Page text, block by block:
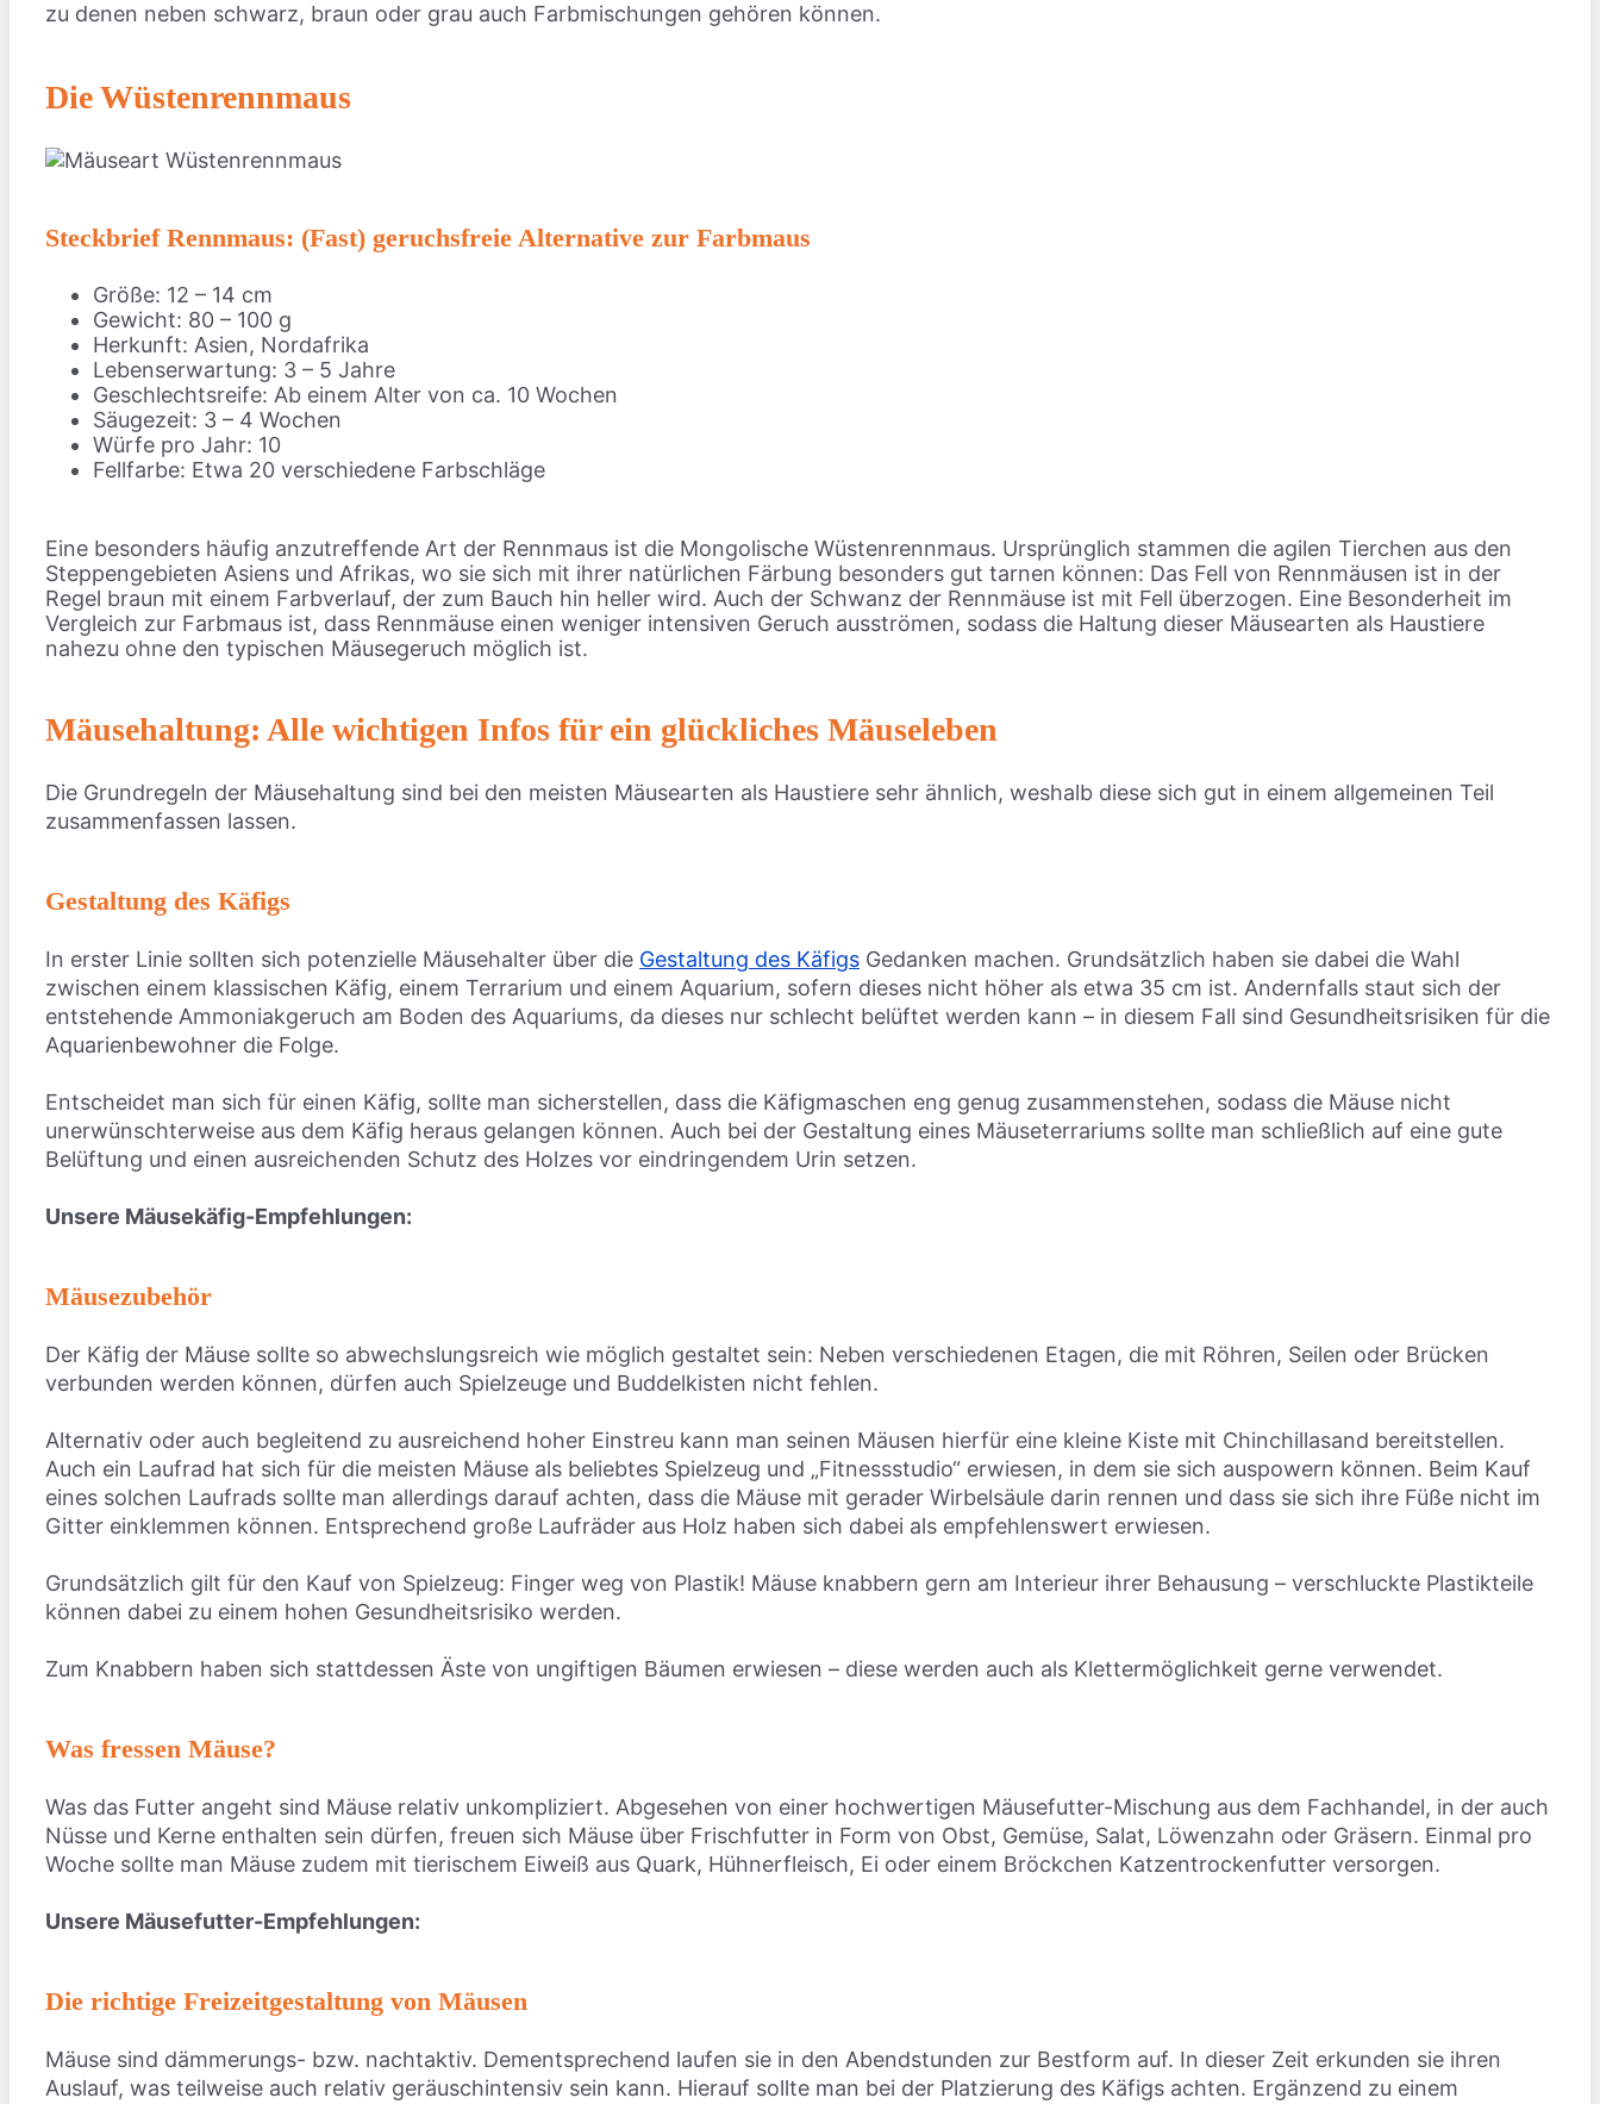
zu denen neben schwarz, braun oder grau auch Farbmischungen gehören können.
Die Wüstenrennmaus
Steckbrief Rennmaus: (Fast) geruchsfreie Alternative zur Farbmaus
Größe: 12 – 14 cm
Gewicht: 80 – 100 g
Herkunft: Asien, Nordafrika
Lebenserwartung: 3 – 5 Jahre
Geschlechtsreife: Ab einem Alter von ca. 10 Wochen
Säugezeit: 3 – 4 Wochen
Würfe pro Jahr: 10
Fellfarbe: Etwa 20 verschiedene Farbschläge
Eine besonders häufig anzutreffende Art der Rennmaus ist die Mongolische Wüstenrennmaus. Ursprünglich stammen die agilen Tierchen aus den
Steppengebieten Asiens und Afrikas, wo sie sich mit ihrer natürlichen Färbung besonders gut tarnen können: Das Fell von Rennmäusen ist in der
Regel braun mit einem Farbverlauf, der zum Bauch hin heller wird. Auch der Schwanz der Rennmäuse ist mit Fell überzogen. Eine Besonderheit im
Vergleich zur Farbmaus ist, dass Rennmäuse einen weniger intensiven Geruch ausströmen, sodass die Haltung dieser Mäusearten als Haustiere
nahezu ohne den typischen Mäusegeruch möglich ist.
Mäusehaltung: Alle wichtigen Infos für ein glückliches Mäuseleben
Die Grundregeln der Mäusehaltung sind bei den meisten Mäusearten als Haustiere sehr ähnlich, weshalb diese sich gut in einem allgemeinen Teil
zusammenfassen lassen.
Gestaltung des Käfigs
In erster Linie sollten sich potenzielle Mäusehalter über die Gestaltung des Käfigs Gedanken machen. Grundsätzlich haben sie dabei die Wahl
zwischen einem klassischen Käfig, einem Terrarium und einem Aquarium, sofern dieses nicht höher als etwa 35 cm ist. Andernfalls staut sich der
entstehende Ammoniakgeruch am Boden des Aquariums, da dieses nur schlecht belüftet werden kann – in diesem Fall sind Gesundheitsrisiken für die
Aquarienbewohner die Folge.
Entscheidet man sich für einen Käfig, sollte man sicherstellen, dass die Käfigmaschen eng genug zusammenstehen, sodass die Mäuse nicht
unerwünschterweise aus dem Käfig heraus gelangen können. Auch bei der Gestaltung eines Mäuseterrariums sollte man schließlich auf eine gute
Belüftung und einen ausreichenden Schutz des Holzes vor eindringendem Urin setzen.
Unsere Mäusekäfig-Empfehlungen:
Mäusezubehör
Der Käfig der Mäuse sollte so abwechslungsreich wie möglich gestaltet sein: Neben verschiedenen Etagen, die mit Röhren, Seilen oder Brücken
verbunden werden können, dürfen auch Spielzeuge und Buddelkisten nicht fehlen.
Alternativ oder auch begleitend zu ausreichend hoher Einstreu kann man seinen Mäusen hierfür eine kleine Kiste mit Chinchillasand bereitstellen.
Auch ein Laufrad hat sich für die meisten Mäuse als beliebtes Spielzeug und „Fitnessstudio“ erwiesen, in dem sie sich auspowern können. Beim Kauf
eines solchen Laufrads sollte man allerdings darauf achten, dass die Mäuse mit gerader Wirbelsäule darin rennen und dass sie sich ihre Füße nicht im
Gitter einklemmen können. Entsprechend große Laufräder aus Holz haben sich dabei als empfehlenswert erwiesen.
Grundsätzlich gilt für den Kauf von Spielzeug: Finger weg von Plastik! Mäuse knabbern gern am Interieur ihrer Behausung – verschluckte Plastikteile
können dabei zu einem hohen Gesundheitsrisiko werden.
Zum Knabbern haben sich stattdessen Äste von ungiftigen Bäumen erwiesen – diese werden auch als Klettermöglichkeit gerne verwendet.
Was fressen Mäuse?
Was das Futter angeht sind Mäuse relativ unkompliziert. Abgesehen von einer hochwertigen Mäusefutter-Mischung aus dem Fachhandel, in der auch
Nüsse und Kerne enthalten sein dürfen, freuen sich Mäuse über Frischfutter in Form von Obst, Gemüse, Salat, Löwenzahn oder Gräsern. Einmal pro
Woche sollte man Mäuse zudem mit tierischem Eiweiß aus Quark, Hühnerfleisch, Ei oder einem Bröckchen Katzentrockenfutter versorgen.
Unsere Mäusefutter-Empfehlungen:
Die richtige Freizeitgestaltung von Mäusen
Mäuse sind dämmerungs- bzw. nachtaktiv. Dementsprechend laufen sie in den Abendstunden zur Bestform auf. In dieser Zeit erkunden sie ihren
Auslauf, was teilweise auch relativ geräuschintensiv sein kann. Hierauf sollte man bei der Platzierung des Käfigs achten. Ergänzend zu einem